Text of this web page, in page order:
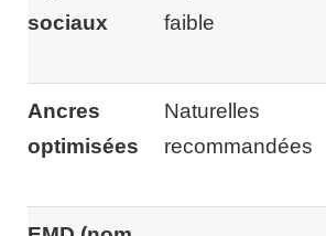
sociaux
faible
Ancres
optimisées
Naturelles
recommandées